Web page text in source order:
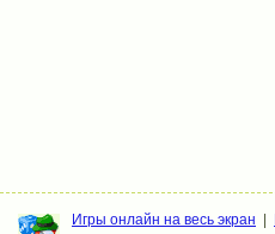
Игры онлайн на весь экран